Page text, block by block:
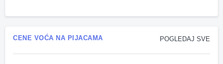
POGLEDAJ SVE
CENE VOĆA NA PIJACAMA